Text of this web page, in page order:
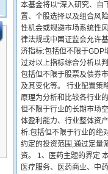
本基金将以“深入研究、自
置、个股选择以及组合风
性机会或规避市场系统性
律法规或中国证监会允许
济指标:包括但不限于GDP
过对以上指标综合分析以
包括但不限于股票及债券
及其变化等。 行业配置策
原理为分析和比较各行业
但不限于行业的长期市场
体盈利能力、行业整体资
析:包括但不限于行业的绝
约定的投资范围,通过定量
资。 1、医药主题的界定
医疗服务、医药商业、中